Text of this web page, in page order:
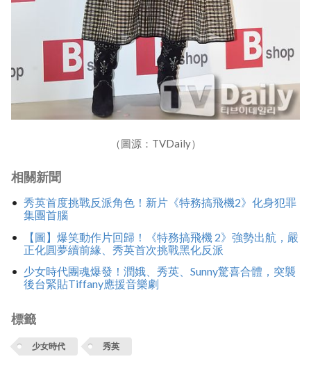
（圖源：TVDaily）
相關新聞
秀英首度挑戰反派角色！新片《特務搞飛機2》化身犯罪
集團首腦
【圖】爆笑動作片回歸！《特務搞飛機 2》強勢出航，嚴
正化圓夢續前緣、秀英首次挑戰黑化反派
少女時代團魂爆發！潤娥、秀英、Sunny驚喜合體，突襲
後台緊貼Tiffany應援音樂劇
標籤
‍少女時代 秀英